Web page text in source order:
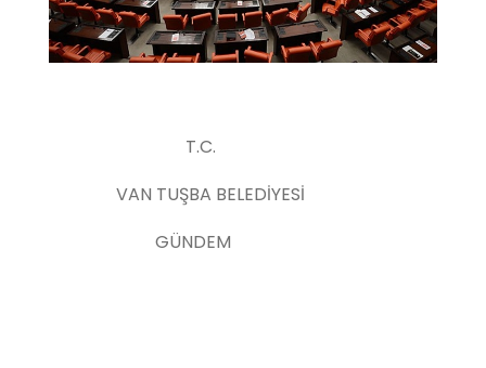
T.C.
VAN TUŞBA BELEDİYESİ
GÜNDEM